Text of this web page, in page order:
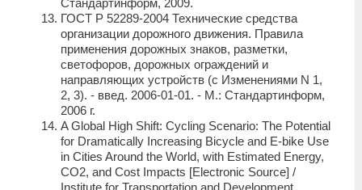
ГОСТ Р 52289-2004 Технические средства
организации дорожного движения. Правила
применения дорожных знаков, разметки,
светофоров, дорожных ограждений и
направляющих устройств (с Изменениями N 1,
2, 3). ‑ введ. 2006-01-01. ‑ М.: Стандартинформ,
2006 г.
A Global High Shift: Cycling Scenario: The Potential
for Dramatically Increasing Bicycle and E-bike Use
in Cities Around the World, with Estimated Energy,
CO2, and Cost Impacts [Electronic Source] /
Institute for Transportation and Development